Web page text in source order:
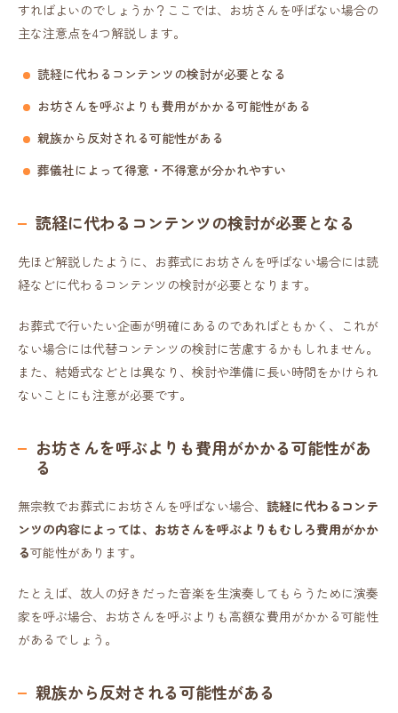
すればよいのでしょうか？ここでは、お坊さんを呼ばない場合の
主な注意点を4つ解説します。
読経に代わるコンテンツの検討が必要となる
お坊さんを呼ぶよりも費用がかかる可能性がある
親族から反対される可能性がある
葬儀社によって得意・不得意が分かれやすい
読経に代わるコンテンツの検討が必要となる
先ほど解説したように、お葬式にお坊さんを呼ばない場合には読
経などに代わるコンテンツの検討が必要となります。
お葬式で行いたい企画が明確にあるのであればともかく、これが
ない場合には代替コンテンツの検討に苦慮するかもしれません。
また、結婚式などとは異なり、検討や準備に長い時間をかけられ
ないことにも注意が必要です。
お坊さんを呼ぶよりも費用がかかる可能性があ
る
無宗教でお葬式にお坊さんを呼ばない場合、 読経に代わるコンテ
ンツの内容によっては、お坊さんを呼ぶよりもむしろ費用がかか
る可能性があります。
たとえば、故人の好きだった音楽を生演奏してもらうために演奏
家を呼ぶ場合、お坊さんを呼ぶよりも高額な費用がかかる可能性
があるでしょう。
親族から反対される可能性がある